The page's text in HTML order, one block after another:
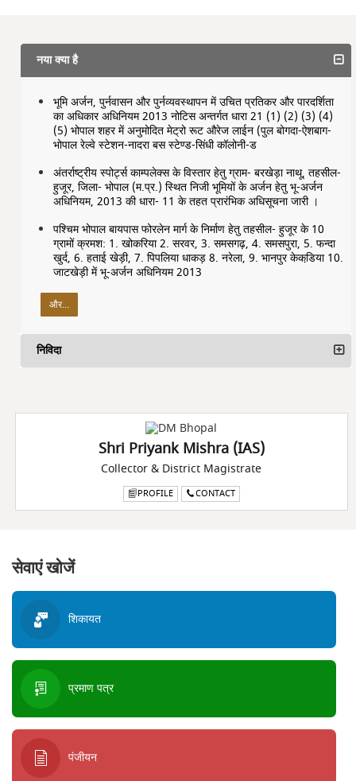
नया क्या है
भूमि अर्जन, पुर्नवासन और पुर्नव्यवस्थापन में उचित प्रतिकर और पारदर्शिता
का अधिकार अधिनियम 2013 नोटिस अन्तर्गत धारा 21 (1) (2) (3) (4)
(5) भोपाल शहर में अनुमोदित मेट्रो रूट औरेज लाईन (पुल बोगदा-ऐशबाग-
भोपाल रेल्वे स्टेशन-नादरा बस स्टेण्ड-सिंधी कॉलोनी-ड
अंतर्राष्ट्रीय स्पोर्ट्स काम्पलेक्स के विस्तार हेतु ग्राम- बरखेड़ा नाथू, तहसील-
हुजूर, जिला- भोपाल (म.प्र.) स्थित निजी भूमियों के अर्जन हेतु भू-अर्जन
अधिनियम, 2013 की धारा- 11 के तहत प्रारंभिक अधिसूचना जारी ।
पश्चिम भोपाल बायपास फोरलेन मार्ग के निर्माण हेतु तहसील- हुजूर के 10
ग्रामों क्रमश: 1. खोकरिया 2. सरवर, 3. समसगढ़, 4. समसपुरा, 5. फन्‍दा
खुर्द, 6. हताई खेड़ी, 7. पिपलिया धाकड़ 8. नरेला, 9. भानपुर केकडि़या 10.
जाटखेड़ी में भू-अर्जन अधिनियम 2013
और...
निविदा
Shri Priyank Mishra (IAS)
Collector & District Magistrate
PROFILE CONTACT
सेवाएं खोजें
शिकायत
प्रमाण पत्र
पंजीयन